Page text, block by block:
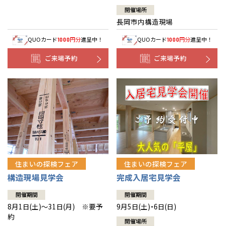
QUOカード1000円分進呈中！
ご来場予約
開催場所
長岡市内構造現場
QUOカード1000円分進呈中！
ご来場予約
住まいの探検フェア
構造現場見学会
開催期間
8月1日(土)～31日(月) ※要予
約
住まいの探検フェア
完成入居宅見学会
開催期間
9月5日(土)・6日(日)
開催場所